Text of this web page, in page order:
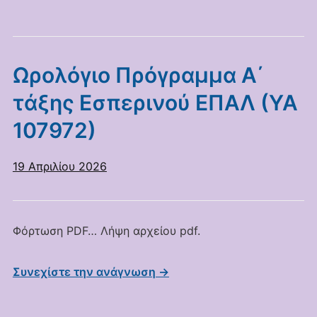
Ωρολόγιο Πρόγραμμα Α΄
τάξης Εσπερινού ΕΠΑΛ (ΥΑ
107972)
19 Απριλίου 2026
Φόρτωση PDF… Λήψη αρχείου pdf.
Συνεχίστε την ανάγνωση →